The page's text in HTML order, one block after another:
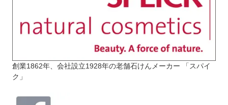
創業1862年、会社設立1928年の老舗石けんメーカー 「スパイ
ク」